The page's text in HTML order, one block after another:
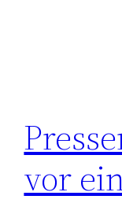
vor